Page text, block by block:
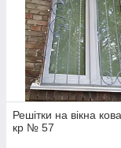
Решітки на вікна
кр № 57